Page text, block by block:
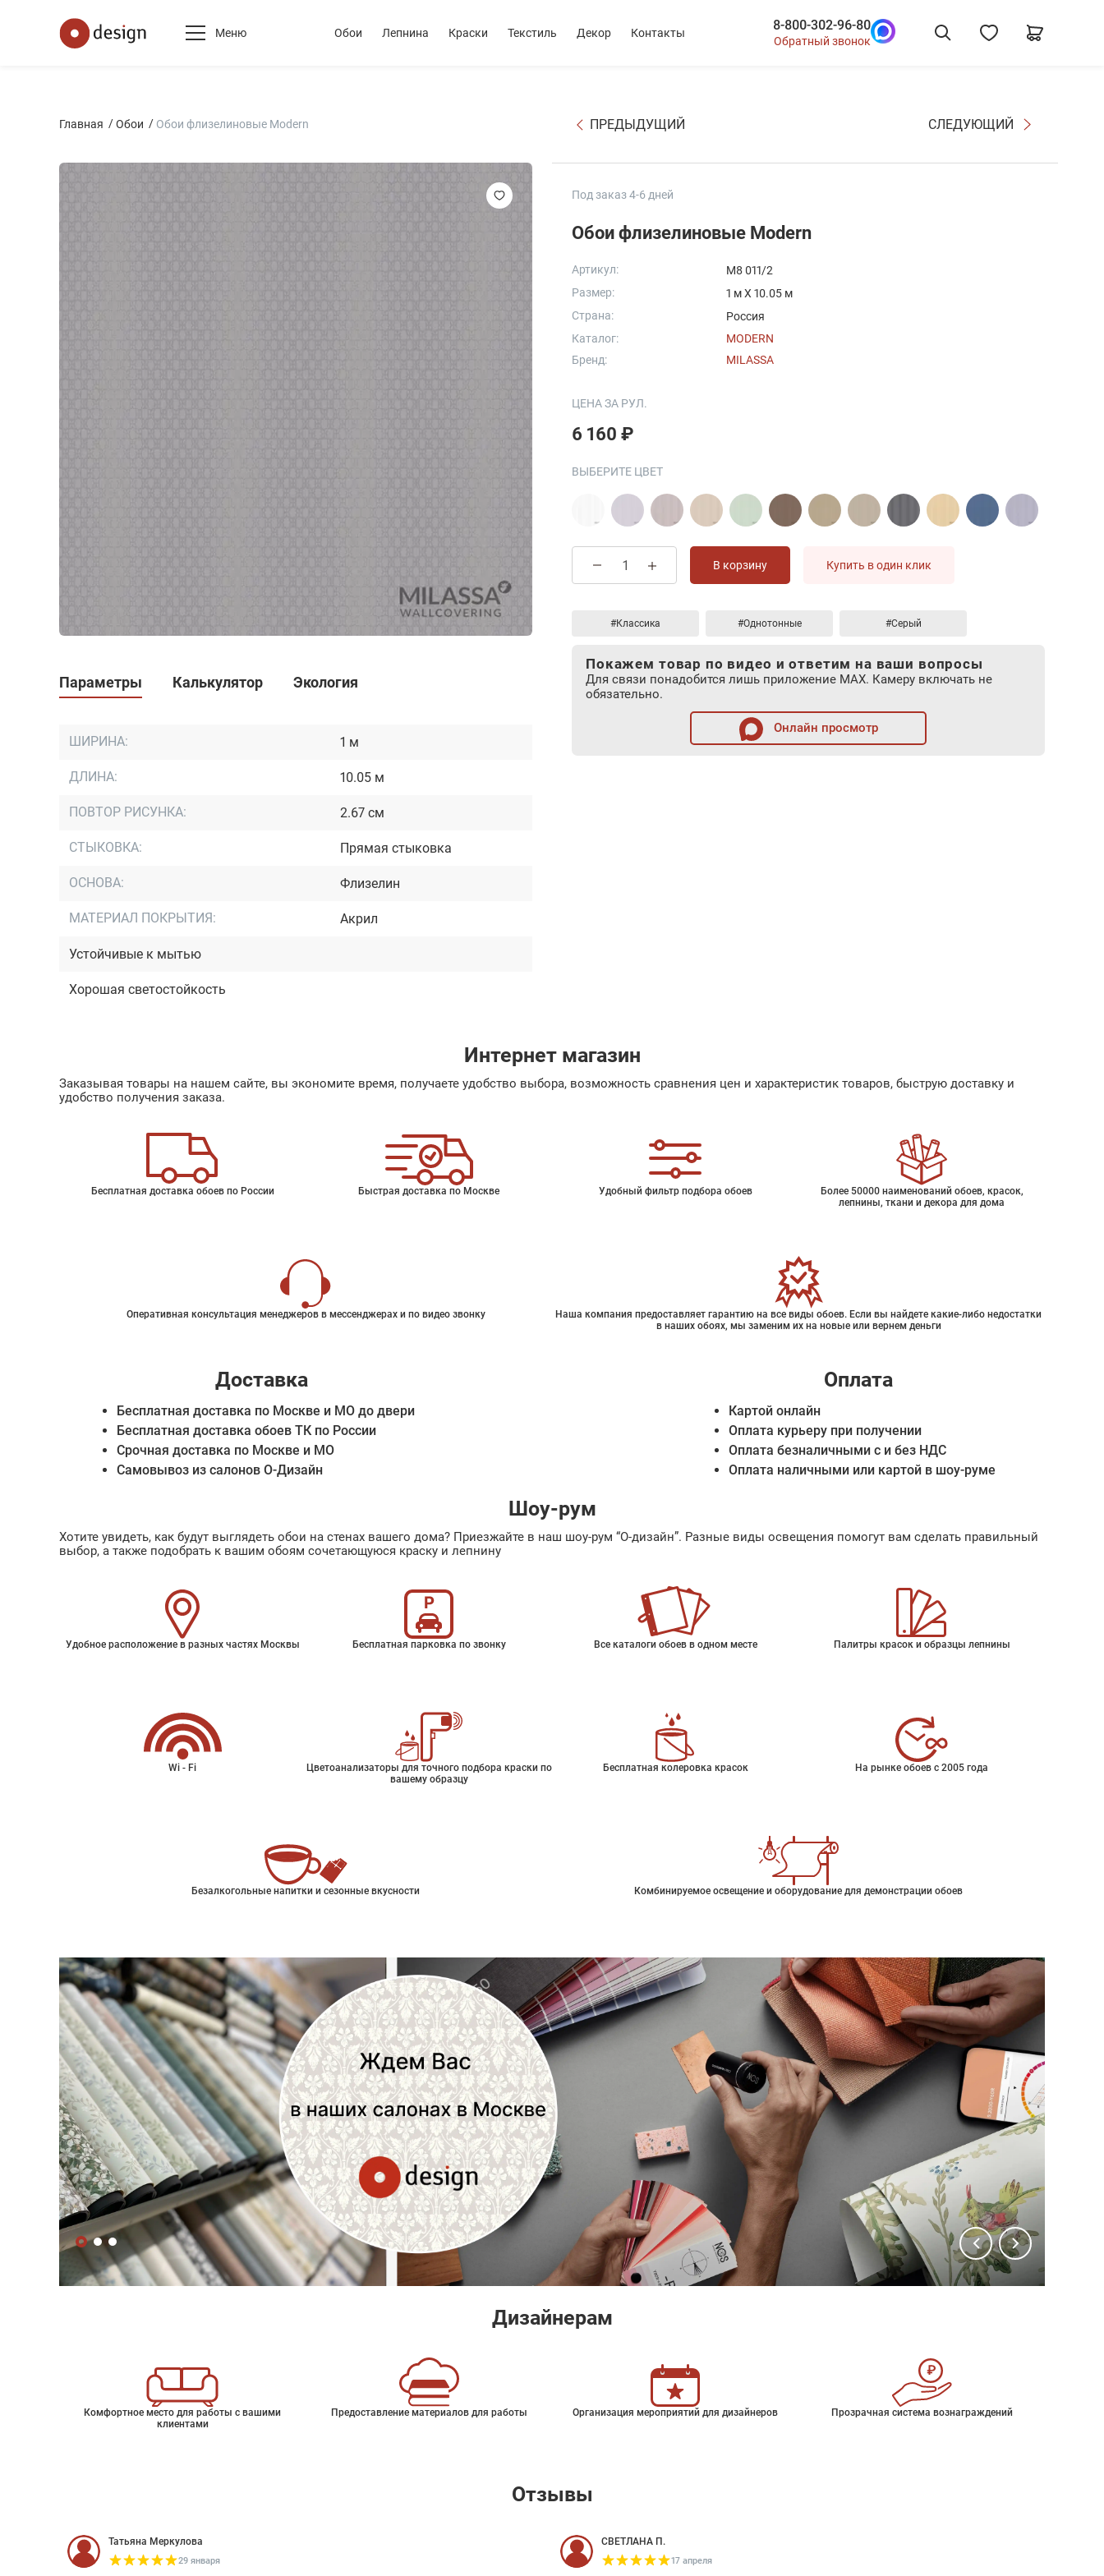
Меню Обои Лепнина Краски Текстиль Декор Контакты 8-800-302-96-80
Обратный звонок
Главная Обои Обои флизелиновые Modern ПРЕДЫДУЩИЙ СЛЕДУЮЩИЙ
Параметры Калькулятор Экология
ШИРИНА: 1 м
ДЛИНА: 10.05 м
ПОВТОР РИСУНКА: 2.67 см
СТЫКОВКА: Прямая стыковка
ОСНОВА: Флизелин
МАТЕРИАЛ ПОКРЫТИЯ: Акрил
Устойчивые к мытью
Хорошая светостойкость
Под заказ 4-6 дней
Обои флизелиновые Modern
Артикул:
M8 011/2
Размер:
1 м X 10.05 м
Страна:
Россия
Каталог:
MODERN
Бренд:
MILASSA
ЦЕНА ЗА РУЛ.
6 160 ₽
ВЫБЕРИТЕ ЦВЕТ
В корзину Купить в один клик
#Классика #Однотонные #Серый
Покажем товар по видео и ответим на ваши вопросы
Для связи понадобится лишь приложение MAX. Камеру включать не
обязательно.
Онлайн просмотр
Интернет магазин
Заказывая товары на нашем сайте, вы экономите время, получаете удобство выбора, возможность сравнения цен и характеристик товаров, быструю доставку и
удобство получения заказа.
Бесплатная доставка обоев по России Быстрая доставка по Москве Удобный фильтр подбора обоев
Более 50000 наименований обоев, красок,
лепнины, ткани и декора для дома
Оперативная консультация менеджеров в мессенджерах и по видео звонку
Наша компания предоставляет гарантию на все виды обоев. Если вы найдете какие-либо недостатки
в наших обоях, мы заменим их на новые или вернем деньги
Доставка
Бесплатная доставка по Москве и МО до двери
Бесплатная доставка обоев ТК по России
Срочная доставка по Москве и МО
Самовывоз из салонов О-Дизайн
Оплата
Картой онлайн
Оплата курьеру при получении
Оплата безналичными с и без НДС
Оплата наличными или картой в шоу-руме
Шоу-рум
Хотите увидеть, как будут выглядеть обои на стенах вашего дома? Приезжайте в наш шоу-рум “О-дизайн”. Разные виды освещения помогут вам сделать правильный
выбор, а также подобрать к вашим обоям сочетающуюся краску и лепнину
Удобное расположение в разных частях Москвы Бесплатная парковка по звонку Все каталоги обоев в одном месте Палитры красок и образцы лепнины
Wi - Fi
Цветоанализаторы для точного подбора краски по
вашему образцу
Бесплатная колеровка красок На рынке обоев с 2005 года
Безалкогольные напитки и сезонные вкусности Комбинируемое освещение и оборудование для демонстрации обоев
Дизайнерам
Комфортное место для работы с вашими
клиентами
Предоставление материалов для работы Организация мероприятий для дизайнеров Прозрачная система вознаграждений
Отзывы
Татьяна Меркулова
29 января
СВЕТЛАНА П.
17 апреля